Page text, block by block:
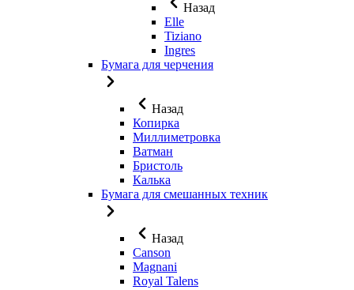
Назад
Elle
Tiziano
Ingres
Бумага для черчения
Назад
Копирка
Миллиметровка
Ватман
Бристоль
Калька
Бумага для смешанных техник
Назад
Canson
Magnani
Royal Talens